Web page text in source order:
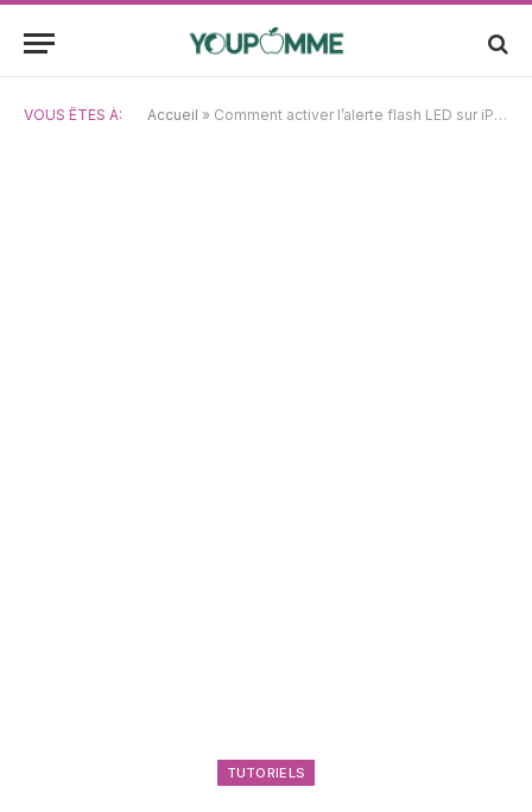
VOUS ÊTES À: Accueil » Comment activer l’alerte flash LED sur iPhone : tutoriel simple
TUTORIELS